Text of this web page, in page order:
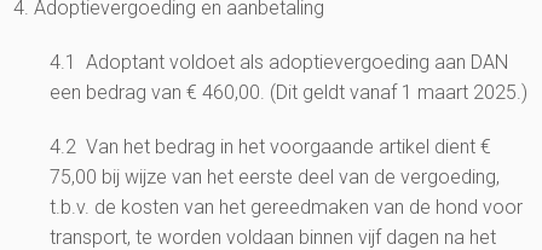
4. Adoptievergoeding en aanbetaling
4.1 Adoptant voldoet als adoptievergoeding aan DAN
een bedrag van € 460,00. (Dit geldt vanaf 1 maart 2025.)
4.2 Van het bedrag in het voorgaande artikel dient €
75,00 bij wijze van het eerste deel van de vergoeding,
t.b.v. de kosten van het gereedmaken van de hond voor
transport, te worden voldaan binnen vijf dagen na het